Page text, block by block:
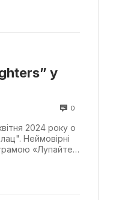
у
0
2024 року о
Неймовірні
«Лупайте